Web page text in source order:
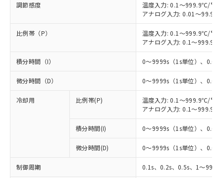
調節感度
温度入力: 0.1～999.9℃/°F
アナログ入力: 0.01～
比例帯（P）
温度入力: 0.1～999.9℃/°F
アナログ入力: 0.1～
積分時間（I） 0～9999s（1s単位）、0.0
微分時間（D） 0～9999s（1s単位）、0.0
冷却用 比例帯(P)
温度入力: 0.1～999.9℃/°F
アナログ入力: 0.1～
積分時間(I) 0～9999s（1s単位）、0.0
微分時間(D) 0～9999s（1s単位）、0.0
制御周期 0.1s、0.2s、0.5s、1～99s